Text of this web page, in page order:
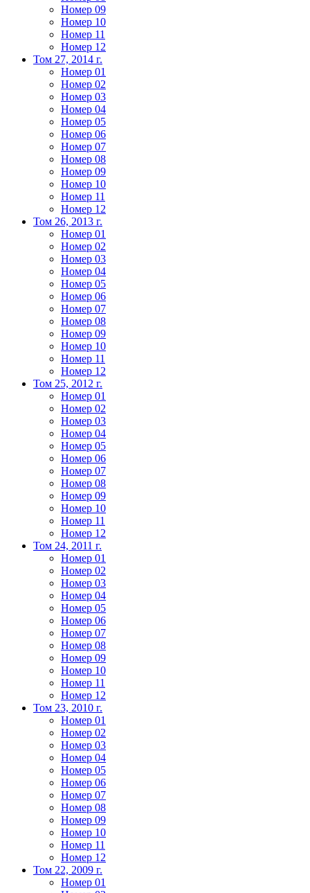
Номер 09
Номер 10
Номер 11
Номер 12
Том 27, 2014 г.
Номер 01
Номер 02
Номер 03
Номер 04
Номер 05
Номер 06
Номер 07
Номер 08
Номер 09
Номер 10
Номер 11
Номер 12
Том 26, 2013 г.
Номер 01
Номер 02
Номер 03
Номер 04
Номер 05
Номер 06
Номер 07
Номер 08
Номер 09
Номер 10
Номер 11
Номер 12
Том 25, 2012 г.
Номер 01
Номер 02
Номер 03
Номер 04
Номер 05
Номер 06
Номер 07
Номер 08
Номер 09
Номер 10
Номер 11
Номер 12
Том 24, 2011 г.
Номер 01
Номер 02
Номер 03
Номер 04
Номер 05
Номер 06
Номер 07
Номер 08
Номер 09
Номер 10
Номер 11
Номер 12
Том 23, 2010 г.
Номер 01
Номер 02
Номер 03
Номер 04
Номер 05
Номер 06
Номер 07
Номер 08
Номер 09
Номер 10
Номер 11
Номер 12
Том 22, 2009 г.
Номер 01